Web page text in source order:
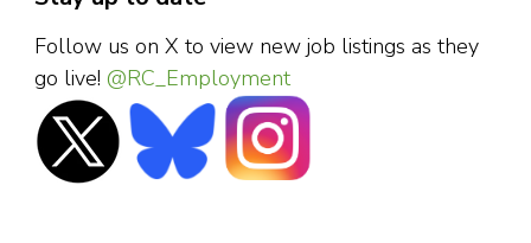
Follow us on X to view new job listings as they
go live! @RC_Employment